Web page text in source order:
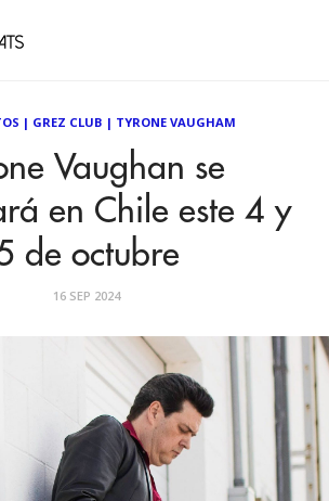
| GREZ CLUB | TYRONE VAUGHAM
Vaughan se
en Chile este 4 y
de octubre
16 SEP 2024